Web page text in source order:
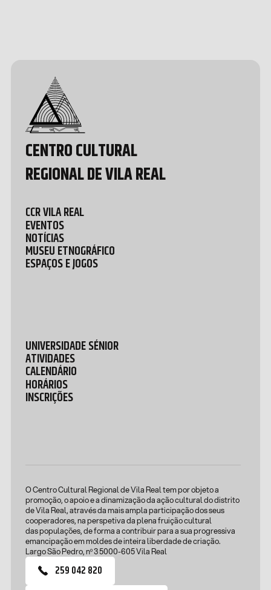
CENTRO CULTURAL
REGIONAL DE VILA REAL
CCR VILA REAL
EVENTOS
NOTÍCIAS
MUSEU ETNOGRÁFICO
ESPAÇOS E JOGOS
UNIVERSIDADE SÉNIOR
ATIVIDADES
CALENDÁRIO
HORÁRIOS
INSCRIÇÕES
O Centro Cultural Regional de Vila Real tem por objeto a
promoção, o apoio e a dinamização da ação cultural do distrito
de Vila Real, através da mais ampla participação dos seus
cooperadores, na perspetiva da plena fruição cultural
das populações, de forma a contribuir para a sua progressiva
emancipação em moldes de inteira liberdade de criação.
Largo São Pedro, nº 3 5000-605 Vila Real
259 042 820
Development
Quental